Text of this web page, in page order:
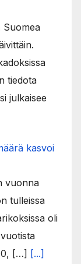
Suomea
tiedota
julkaisee
kasvoi
vuonna
tulleissa
oli
[…] [...]